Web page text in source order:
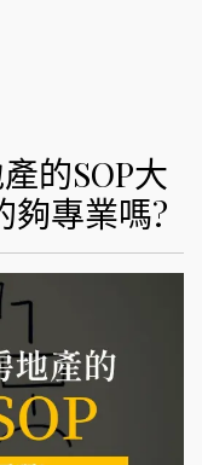
的SOP大
夠專業嗎?